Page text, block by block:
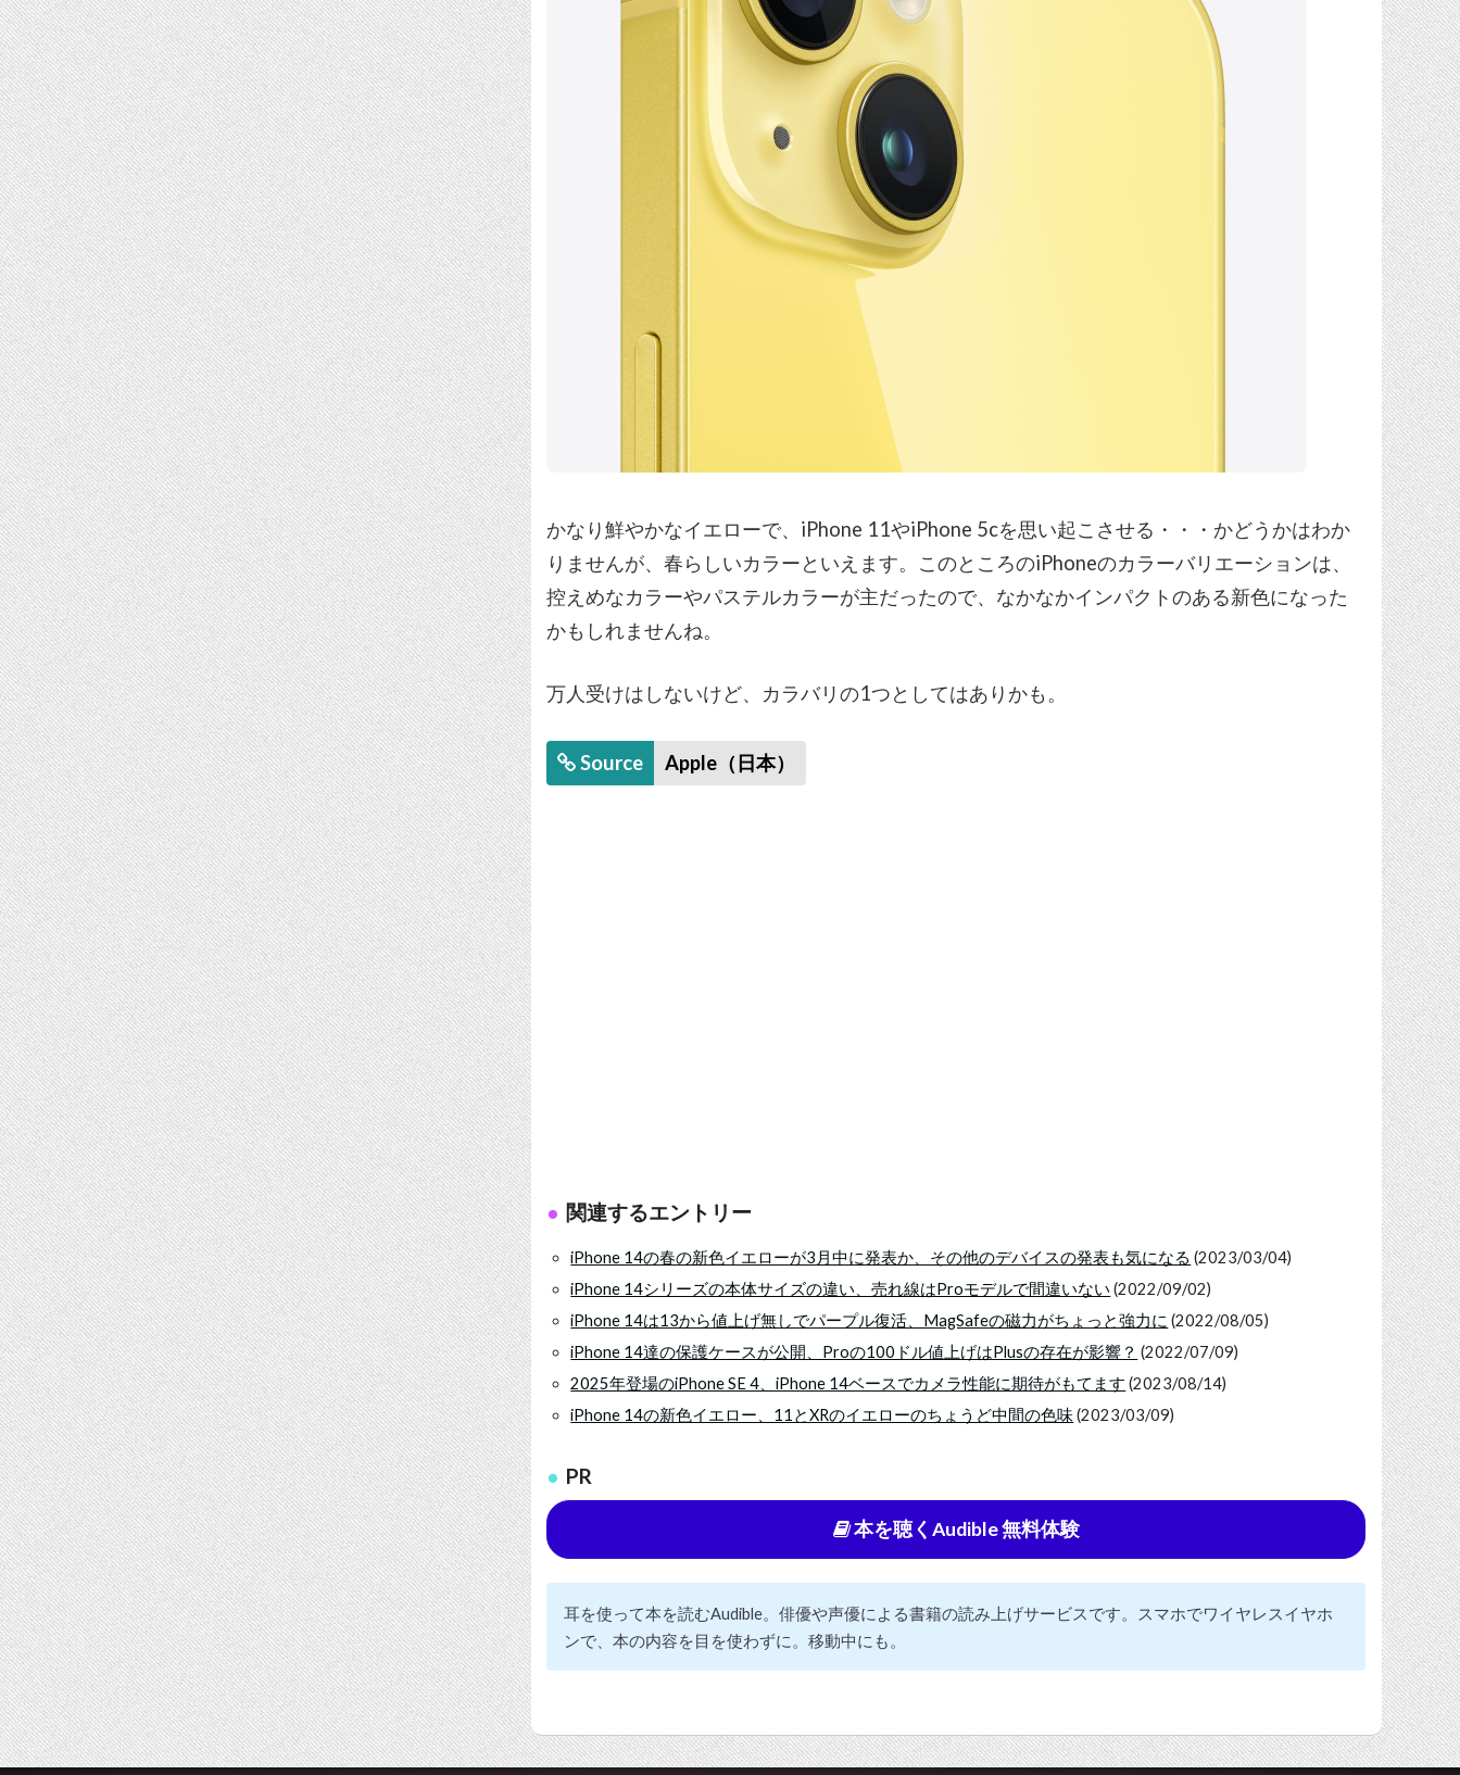
かなり鮮やかなイエローで、iPhone 11やiPhone 5cを思い起こさせる・・・かどうかはわか
りませんが、春らしいカラーといえます。このところのiPhoneのカラーバリエーションは、
控えめなカラーやパステルカラーが主だったので、なかなかインパクトのある新色になった
かもしれませんね。
万人受けはしないけど、カラバリの1つとしてはありかも。
Source Apple（日本）
関連するエントリー
iPhone 14の春の新色イエローが3月中に発表か、その他のデバイスの発表も気になる (2023/03/04)
iPhone 14シリーズの本体サイズの違い、売れ線はProモデルで間違いない (2022/09/02)
iPhone 14は13から値上げ無しでパープル復活、MagSafeの磁力がちょっと強力に (2022/08/05)
iPhone 14達の保護ケースが公開、Proの100ドル値上げはPlusの存在が影響？ (2022/07/09)
2025年登場のiPhone SE 4、iPhone 14ベースでカメラ性能に期待がもてます (2023/08/14)
iPhone 14の新色イエロー、11とXRのイエローのちょうど中間の色味(2023/03/09)
PR
本を聴くAudible 無料体験
耳を使って本を読むAudible。俳優や声優による書籍の読み上げサービスです。スマホでワイヤレスイヤホ
ンで、本の内容を目を使わずに。移動中にも。